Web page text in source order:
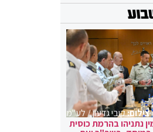
צילום:קובי גדעון / לע"מ
נתניהו בהרמת כוסית